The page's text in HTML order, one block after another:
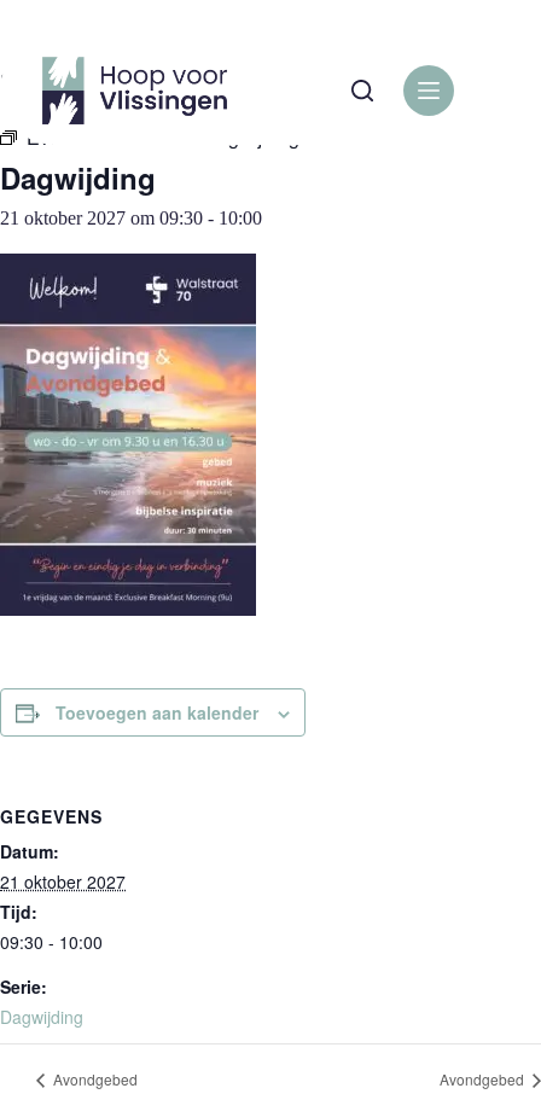
inhoud
« Alle Evenementen
Evenementenreeks:
Dagwijding
21 oktober 2027 om 09:30 - 10:00
Toevoegen aan kalender
GEGEVENS
Datum:
21 oktober 2027
Tijd:
09:30 - 10:00
Serie:
Dagwijding
Avondgebed Avondgebed